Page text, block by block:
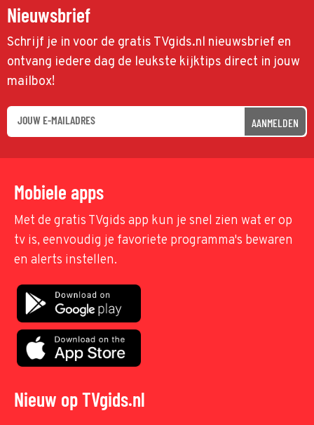
Nieuwsbrief
Schrijf je in voor de gratis TVgids.nl nieuwsbrief en
ontvang iedere dag de leukste kijktips direct in jouw
mailbox!
AANMELDEN
Mobiele apps
Met de gratis TVgids app kun je snel zien wat er op
tv is, eenvoudig je favoriete programma's bewaren
en alerts instellen.
Nieuw op TVgids.nl